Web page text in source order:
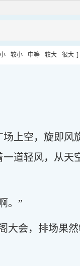
较小 中等 较大 很大 ]
上空，旋即风
道轻风，从天
。”
大会，排场果